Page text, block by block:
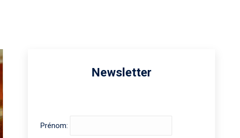
Newsletter
Prénom: